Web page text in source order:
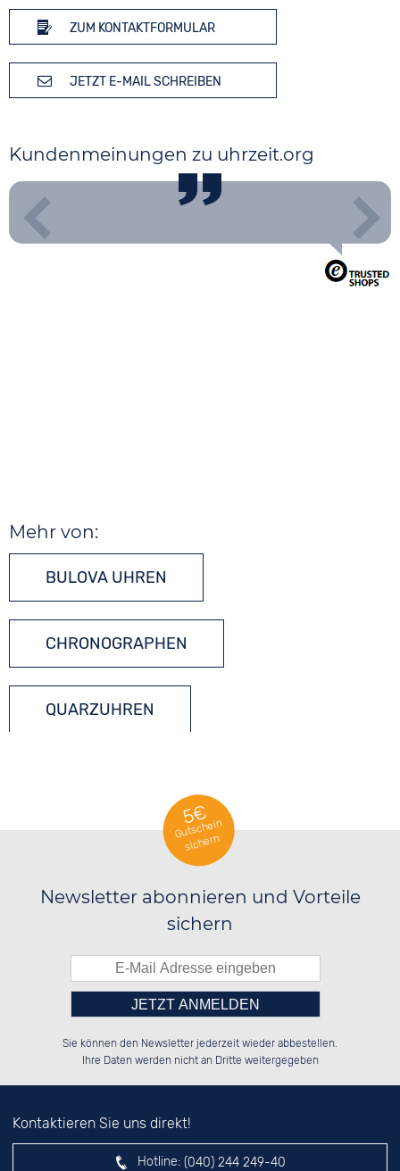
ZUM KONTAKTFORMULAR
JETZT E-MAIL SCHREIBEN
Kundenmeinungen zu uhrzeit.org
Mehr von:
BULOVA UHREN
CHRONOGRAPHEN
QUARZUHREN
5€
Gutschein
sichern
Newsletter abonnieren und Vorteile
sichern
░░░░██░░░░░░██░░██░░██░░██░░░░░░
░░████░░░░████░░██████░░██████░░
██░░░░░░░░░░██░░░░░░██░░██░░██░░
Bitte tragen Sie die Zahl in
das nebenstehende Feld ein.
Sie können den Newsletter jederzeit wieder abbestellen.
Ihre Daten werden nicht an Dritte weitergegeben
Kontaktieren Sie uns direkt!
Hotline: (040) 244 249-40